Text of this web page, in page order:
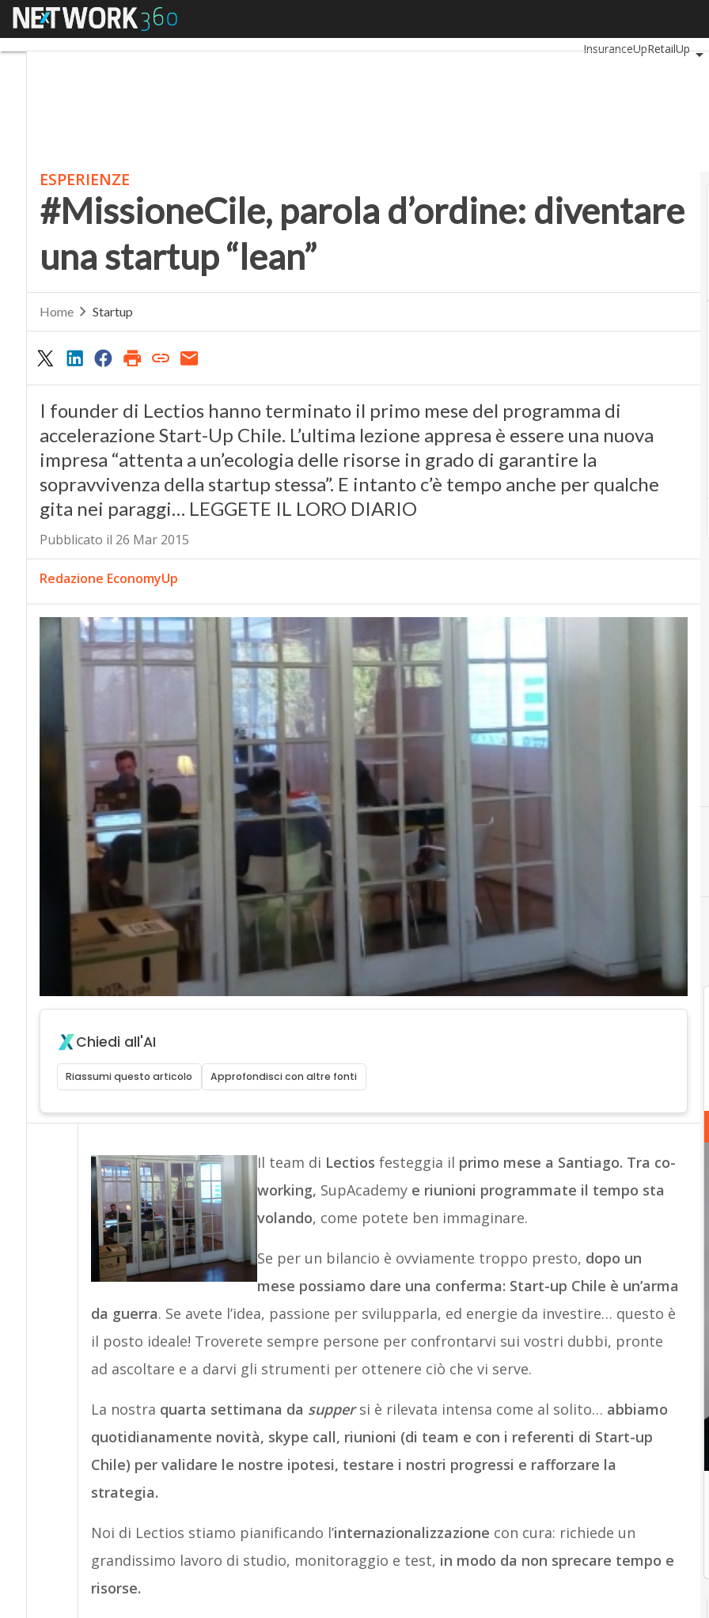
Menu
InsuranceUpRetailUp
ESPERIENZE
#MissioneCile, parola d’ordine: diventare
una startup “lean”
Home Startup
I founder di Lectios hanno terminato il primo mese del programma di
accelerazione Start-Up Chile. L’ultima lezione appresa è essere una nuova
impresa “attenta a un’ecologia delle risorse in grado di garantire la
sopravvivenza della startup stessa”. E intanto c’è tempo anche per qualche
gita nei paraggi… LEGGETE IL LORO DIARIO
Pubblicato il 26 Mar 2015
Redazione EconomyUp
Chiedi all'AI
Riassumi questo articolo Approfondisci con altre fonti
Il team di Lectios festeggia il primo mese a Santiago. Tra co-
working, SupAcademye riunioni programmate il tempo sta
volando, come potete ben immaginare.
Se per un bilancio è ovviamente troppo presto, dopo un
mese possiamo dare una conferma: Start-up Chile è un’arma
da guerra. Se avete l’idea, passione per svilupparla, ed energie da investire… questo è
il posto ideale! Troverete sempre persone per confrontarvi sui vostri dubbi, pronte
ad ascoltare e a darvi gli strumenti per ottenere ciò che vi serve.
La nostra quarta settimana da suppersi è rilevata intensa come al solito… abbiamo
quotidianamente novità, skype call, riunioni (di team e con i referenti di Start-up
Chile) per validare le nostre ipotesi, testare i nostri progressi e rafforzare la
strategia.
Noi di Lectios stiamo pianificando l’internazionalizzazione con cura: richiede un
grandissimo lavoro di studio, monitoraggio e test, in modo da non sprecare tempo e
risorse.
A
acceleratori startup